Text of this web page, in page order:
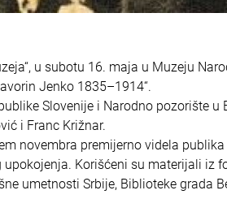
u subotu 16. maja u Muzeju
Jenko 1835–1914“.
Slovenije i Narodno pozorište u
i Franc Križnar.
novembra premijerno videla
Korišćeni su materijali iz
umetnosti Srbije, Biblioteke grada